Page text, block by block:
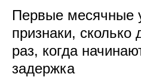
Первые месячные
признаки, сколько
раз, когда
задержка